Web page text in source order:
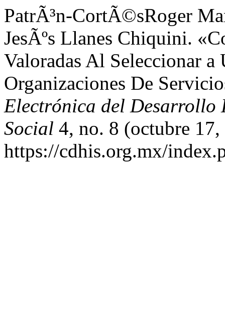
PatrÃ³n-CortÃ©sRoger
JesÃºs Llanes Chiquini.
Valoradas Al Seleccionar a
Organizaciones De
Electrónica del Desarrollo
Social 4, no. 8 (octubre
https://cdhis.org.mx/